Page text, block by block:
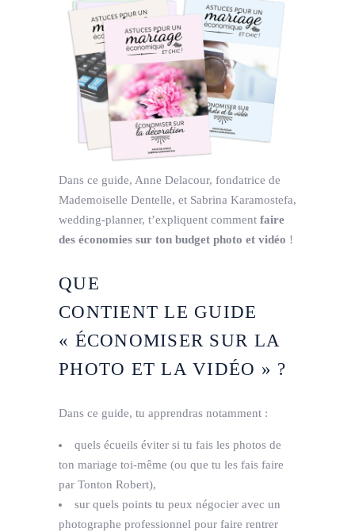
Dans ce guide, Anne Delacour, fondatrice de
Mademoiselle Dentelle, et Sabrina Karamostefa,
wedding-planner, t’expliquent comment faire
des économies sur ton budget photo et vidéo !
QUE
CONTIENT LE GUIDE
« ÉCONOMISER SUR LA
PHOTO ET LA VIDÉO » ?
Dans ce guide, tu apprendras notamment :
quels écueils éviter si tu fais les photos de
ton mariage toi-même (ou que tu les fais faire
par Tonton Robert),
sur quels points tu peux négocier avec un
photographe professionnel pour faire rentrer